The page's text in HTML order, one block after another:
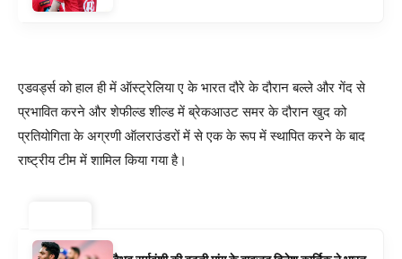
एडवर्ड्स को हाल ही में ऑस्ट्रेलिया ए के भारत दौरे के दौरान बल्ले और गेंद से
प्रभावित करने और शेफील्ड शील्ड में ब्रेकआउट समर के दौरान खुद को
प्रतियोगिता के अग्रणी ऑलराउंडरों में से एक के रूप में स्थापित करने के बाद
राष्ट्रीय टीम में शामिल किया गया है।